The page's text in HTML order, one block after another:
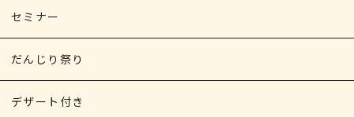
セミナー
だんじり祭り
デザート付き